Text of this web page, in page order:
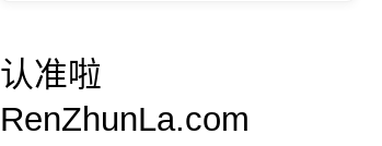
认准啦
RenZhunLa.com